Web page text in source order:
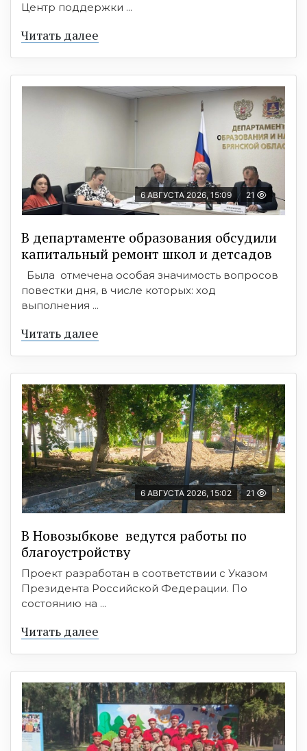
Центр поддержки ...
Читать далее
6 АВГУСТА 2026, 15:09 21
В департаменте образования обсудили
капитальный ремонт школ и детсадов
Была отмечена особая значимость вопросов
повестки дня, в числе которых: ход
выполнения ...
Читать далее
6 АВГУСТА 2026, 15:02 21
В Новозыбкове ведутся работы по
благоустройству
Проект разработан в соответствии с Указом
Президента Российской Федерации. По
состоянию на ...
Читать далее